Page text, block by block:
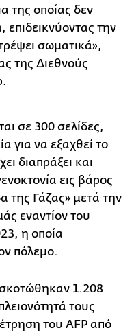
της οποίας δεν
επιδεικνύοντας την
σωματικά»,
της Διεθνούς
σε 300 σελίδες,
για να εξαχθεί το
διαπράξει και
εις βάρος
της Γάζας» μετά την
εναντίον του
η οποία
πόλεμο.
1.208
τους
του AFP από